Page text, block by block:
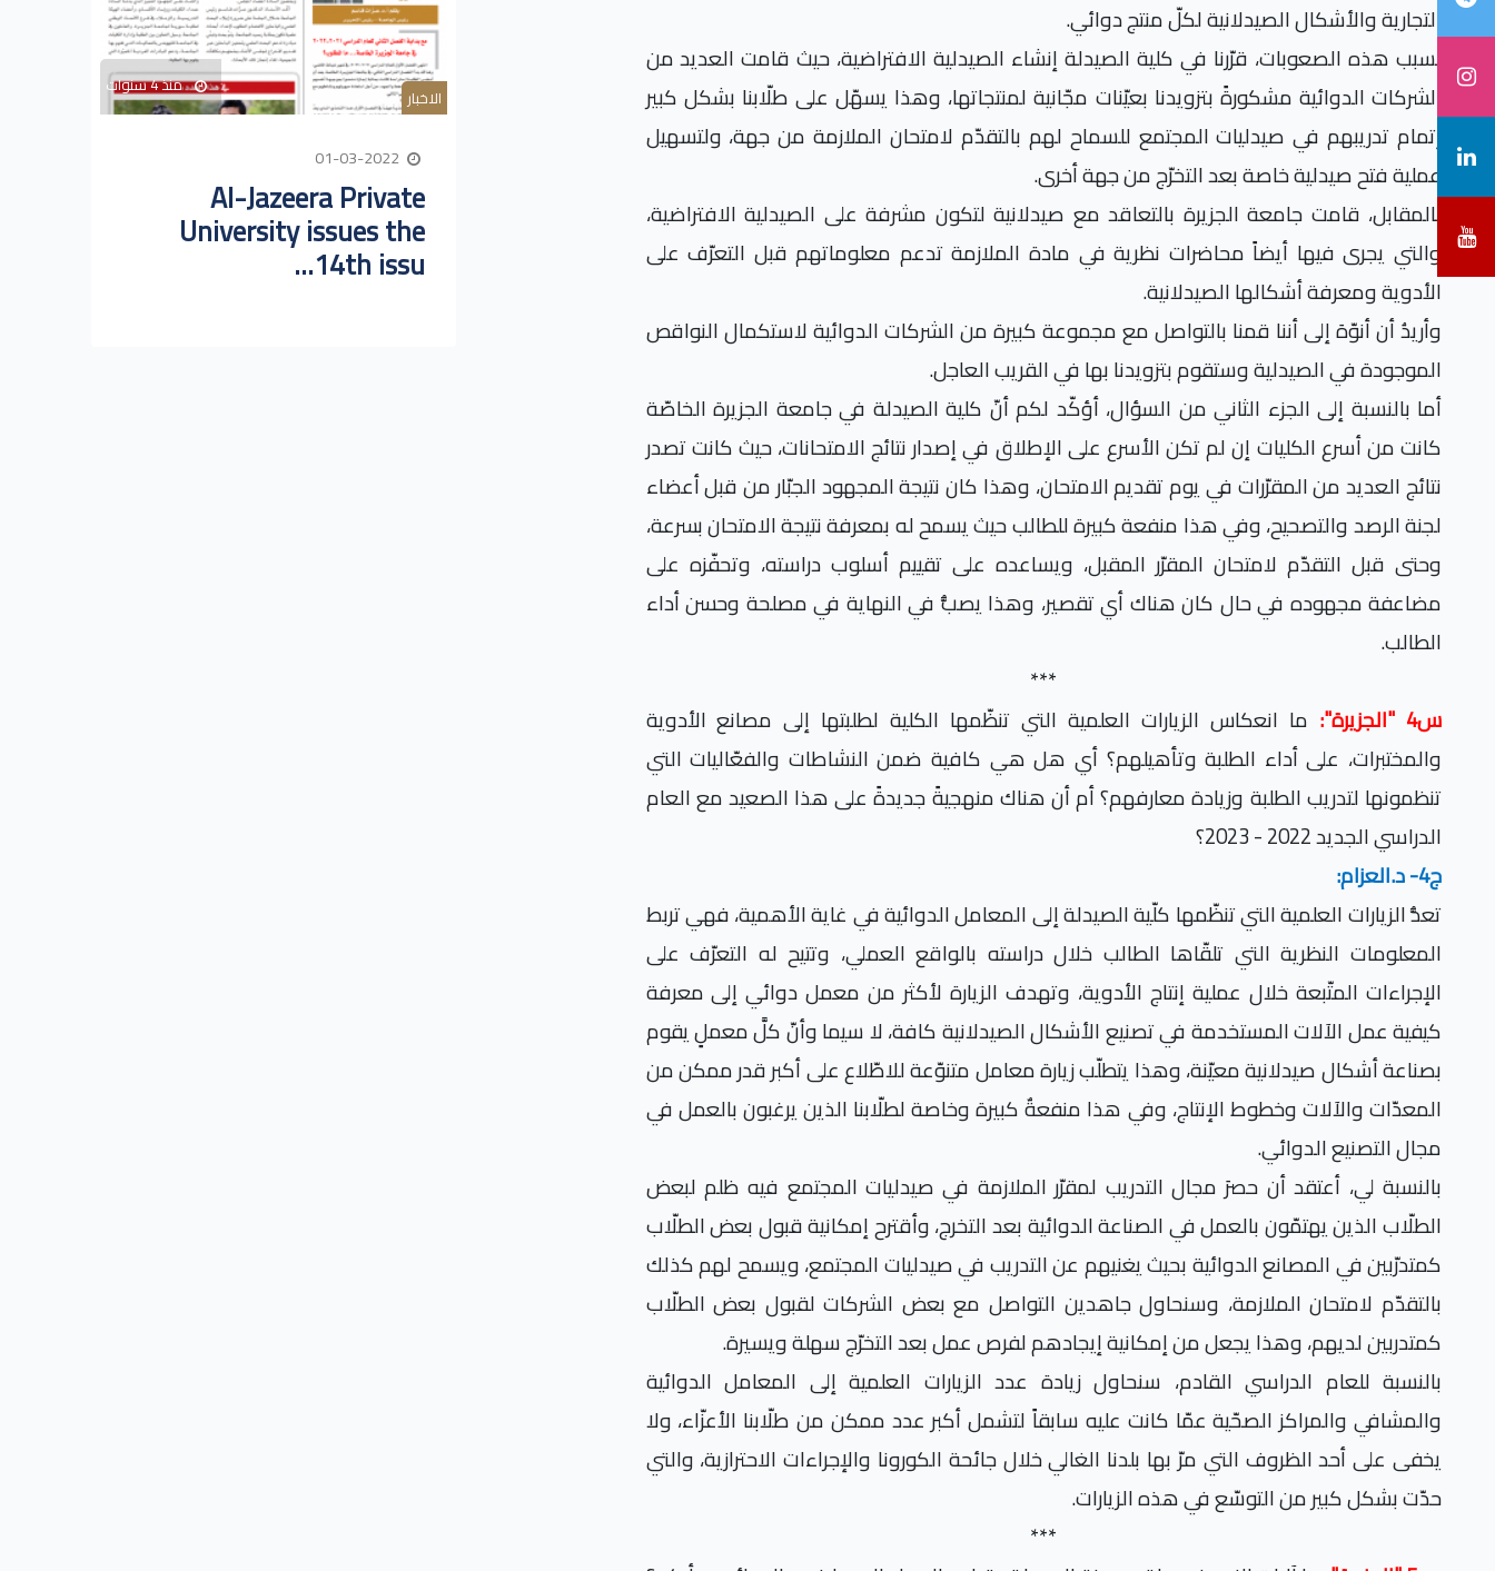
التجارية والأشكال الصيدلانية لكلّ منتج دوائي.
بسبب هذه الصعوبات، قرّرنا في كلية الصيدلة إنشاء الصيدلية الافتراضية، حيث قامت العديد من
الشركات الدوائية مشكورةً بتزويدنا بعيّنات مجّانية لمنتجاتها، وهذا يسهّل على طلّابنا بشكل كبير
إتمام تدريبهم في صيدليات المجتمع للسماح لهم بالتقدّم لامتحان الملازمة من جهة، ولتسهيل
عملية فتح صيدلية خاصة بعد التخرّج من جهة أخرى.
بالمقابل، قامت جامعة الجزيرة بالتعاقد مع صيدلانية لتكون مشرفة على الصيدلية الافتراضية،
والتي يجرى فيها أيضاً محاضرات نظرية في مادة الملازمة تدعم معلوماتهم قبل التعرّف على
الأدوية ومعرفة أشكالها الصيدلانية.
وأريدُ أن أنوّهَ إلى أننا قمنا بالتواصل مع مجموعة كبيرة من الشركات الدوائية لاستكمال النواقص
الموجودة في الصيدلية وستقوم بتزويدنا بها في القريب العاجل.
أما بالنسبة إلى الجزء الثاني من السؤال، أؤكّد لكم أنّ كلية الصيدلة في جامعة الجزيرة الخاصّة
كانت من أسرع الكليات إن لم تكن الأسرع على الإطلاق في إصدار نتائج الامتحانات، حيث كانت تصدر
نتائج العديد من المقرّرات في يوم تقديم الامتحان، وهذا كان نتيجة المجهود الجبّار من قبل أعضاء
لجنة الرصد والتصحيح، وفي هذا منفعة كبيرة للطالب حيث يسمح له بمعرفة نتيجة الامتحان بسرعة،
وحتى قبل التقدّم لامتحان المقرّر المقبل، ويساعده على تقييم أسلوب دراسته، وتحفّزه على
مضاعفة مجهوده في حال كان هناك أي تقصير، وهذا يصبُّ في النهاية في مصلحة وحسن أداء
الطالب.
***
س4 "الجزيرة":
ما انعكاس الزيارات العلمية التي تنظّمها الكلية لطلبتها إلى مصانع الأدوية
والمختبرات، على أداء الطلبة وتأهيلهم؟ أي هل هي كافية ضمن النشاطات والفعّاليات التي
تنظمونها لتدريب الطلبة وزيادة معارفهم؟ أم أن هناك منهجيةً جديدةً على هذا الصعيد مع العام
الدراسي الجديد 2022 - 2023؟
ج4- د.العزام:
تعدُّ الزيارات العلمية التي تنظّمها كلّية الصيدلة إلى المعامل الدوائية في غاية الأهمية، فهي تربط
المعلومات النظرية التي تلقّاها الطالب خلال دراسته بالواقع العملي، وتتيح له التعرّف على
الإجراءات المتّبعة خلال عملية إنتاج الأدوية، وتهدف الزيارة لأكثر من معمل دوائي إلى معرفة
كيفية عمل الآلات المستخدمة في تصنيع الأشكال الصيدلانية كافة، لا سيما وأنّ كلَّ معملٍ يقوم
بصناعة أشكال صيدلانية معيّنة، وهذا يتطلّب زيارة معامل متنوّعة للاطّلاع على أكبر قدر ممكن من
المعدّات والآلات وخطوط الإنتاج، وفي هذا منفعةٌ كبيرة وخاصة لطلّابنا الذين يرغبون بالعمل في
مجال التصنيع الدوائي.
بالنسبة لي، أعتقد أن حصرَ مجال التدريب لمقرّر الملازمة في صيدليات المجتمع فيه ظلم لبعض
الطلّاب الذين يهتمّون بالعمل في الصناعة الدوائية بعد التخرج، وأقترح إمكانية قبول بعض الطلّاب
كمتدرّبين في المصانع الدوائية بحيث يغنيهم عن التدريب في صيدليات المجتمع، ويسمح لهم كذلك
بالتقدّم لامتحان الملازمة، وسنحاول جاهدين التواصل مع بعض الشركات لقبول بعض الطلّاب
كمتدربين لديهم، وهذا يجعل من إمكانية إيجادهم لفرص عمل بعد التخرّج سهلة ويسيرة.
بالنسبة للعام الدراسي القادم، سنحاول زيادة عدد الزيارات العلمية إلى المعامل الدوائية
والمشافي والمراكز الصحّية عمّا كانت عليه سابقاً لتشمل أكبر عدد ممكن من طلّابنا الأعزّاء، ولا
يخفى على أحد الظروف التي مرّ بها بلدنا الغالي خلال جائحة الكورونا والإجراءات الاحترازية، والتي
حدّت بشكل كبير من التوسّع في هذه الزيارات.
***
الاخبار منذ 4 سنوات
Al-Jazeera Private
University issues the
14th issu...